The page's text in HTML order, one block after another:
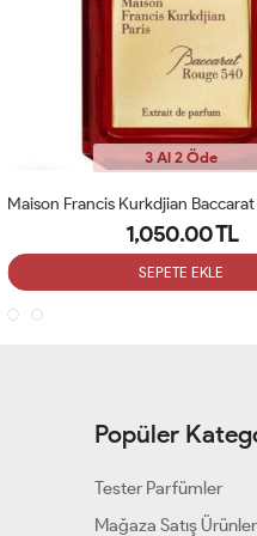
3 Al 2 Öde
1,050.00 TL
SEPETE EKLE
Popüler
Tester Parfümler
Mağaza Satış